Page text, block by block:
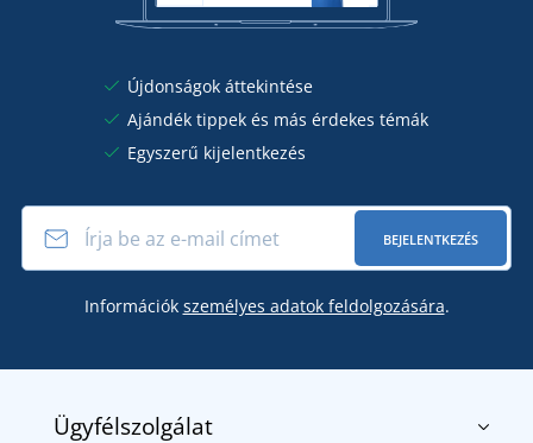
Újdonságok áttekintése
Ajándék tippek és más érdekes témák
Egyszerű kijelentkezés
BEJELENTKEZÉS
Információk személyes adatok feldolgozására.
Ügyfélszolgálat